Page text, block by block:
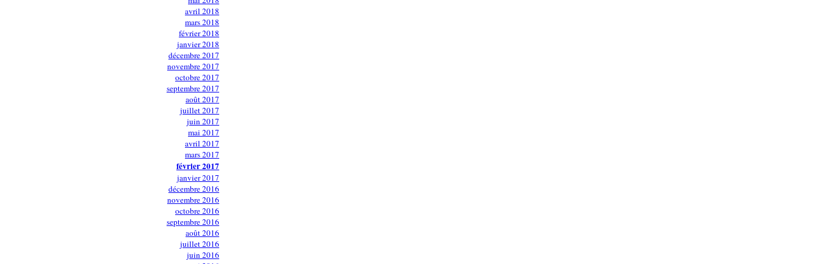
avril 2018
mars 2018
février 2018
janvier 2018
décembre 2017
novembre 2017
octobre 2017
septembre 2017
août 2017
juillet 2017
juin 2017
mai 2017
avril 2017
mars 2017
février 2017
janvier 2017
décembre 2016
novembre 2016
octobre 2016
septembre 2016
août 2016
juillet 2016
juin 2016